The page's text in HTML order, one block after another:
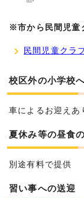
※市から民間児童
民間児童クラ
校区外の小学校
車によるお迎えあ
夏休み等の昼食
別途有料で提供
習い事への送迎